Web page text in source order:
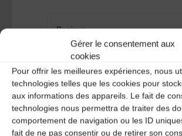
Gérer le consentement aux
cookies
Pour offrir les meilleures expériences, nous
technologies telles que les cookies pour
aux informations des appareils. Le fait de
technologies nous permettra de traiter des
comportement de navigation ou les ID
fait de ne pas consentir ou de retirer son
Bonjour,
Nous vous invitons à contacter
Plagnard au 06 76 96 75 54
Cordialement